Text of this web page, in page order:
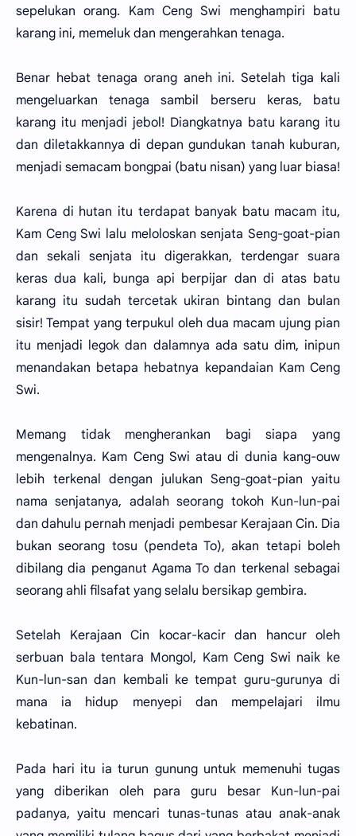
sepelukan orang. Kam Ceng Swi menghampiri batu
karang ini, memeluk dan mengerahkan tenaga.
Benar hebat tenaga orang aneh ini. Setelah tiga kali
mengeluarkan tenaga sambil berseru keras, batu
karang itu menjadi jebol! Diangkatnya batu karang itu
dan diletakkannya di depan gundukan tanah kuburan,
menjadi semacam bongpai (batu nisan) yang luar biasa!
Karena di hutan itu terdapat banyak batu macam itu,
Kam Ceng Swi lalu meloloskan senjata Seng-goat-pian
dan sekali senjata itu digerakkan, terdengar suara
keras dua kali, bunga api berpijar dan di atas batu
karang itu sudah tercetak ukiran bintang dan bulan
sisir! Tempat yang terpukul oleh dua macam ujung pian
itu menjadi legok dan dalamnya ada satu dim, inipun
menandakan betapa hebatnya kepandaian Kam Ceng
Swi.
Memang tidak mengherankan bagi siapa yang
mengenalnya. Kam Ceng Swi atau di dunia kang-ouw
lebih terkenal dengan julukan Seng-goat-pian yaitu
nama senjatanya, adalah seorang tokoh Kun-lun-pai
dan dahulu pernah menjadi pembesar Kerajaan Cin. Dia
bukan seorang tosu (pendeta To), akan tetapi boleh
dibilang dia penganut Agama To dan terkenal sebagai
seorang ahli filsafat yang selalu bersikap gembira.
Setelah Kerajaan Cin kocar-kacir dan hancur oleh
serbuan bala tentara Mongol, Kam Ceng Swi naik ke
Kun-lun-san dan kembali ke tempat guru-gurunya di
mana ia hidup menyepi dan mempelajari ilmu
kebatinan.
Pada hari itu ia turun gunung untuk memenuhi tugas
yang diberikan oleh para guru besar Kun-lun-pai
padanya, yaitu mencari tunas-tunas atau anak-anak